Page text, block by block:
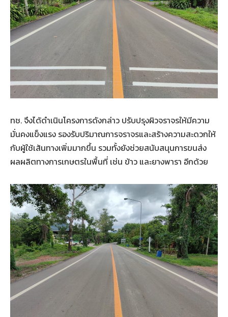
ทช. จึงได้ดำเนินโครงการดังกล่าว ปรับปรุงผิวจราจรให้มีความ
มั่นคงแข็งแรง รองรับปริมาณการจราจรและสร้างความสะดวกให้
กับผู้ใช้เส้นทางเพิ่มมากขึ้น รวมทั้งยังช่วยสนับสนุนการขนส่ง
ผลผลิตทางการเกษตรในพื้นที่ เช่น ข้าว และยางพารา อีกด้วย